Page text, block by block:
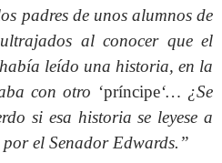
padres de unos alumnos de
al conocer que el
leído una historia, en la
con otro ‘príncipe‘… ¿Se
si esa historia se leyese a
el Senador Edwards.”